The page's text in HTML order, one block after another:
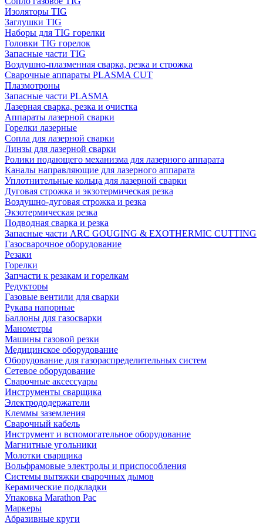
Изоляторы TIG
Заглушки TIG
Наборы для TIG горелки
Головки TIG горелок
Запасные части TIG
Воздушно-плазменная сварка, резка и строжка
Сварочные аппараты PLASMA CUT
Плазмотроны
Запасные части PLASMA
Лазерная сварка, резка и очистка
Аппараты лазерной сварки
Горелки лазерные
Сопла для лазерной сварки
Линзы для лазерной сварки
Ролики подающего механизма для лазерного аппарата
Каналы направляющие для лазерного аппарата
Уплотнительные кольца для лазерной сварки
Дуговая строжка и экзотермическая резка
Воздушно-дуговая строжка и резка
Экзотермическая резка
Подводная сварка и резка
Запасные части ARC GOUGING & EXOTHERMIC CUTTING
Газосварочное оборудование
Резаки
Горелки
Запчасти к резакам и горелкам
Редукторы
Газовые вентили для сварки
Рукава напорные
Баллоны для газосварки
Манометры
Машины газовой резки
Медицинское оборудование
Оборудование для газораспределительных систем
Сетевое оборудование
Сварочные аксессуары
Инструменты сварщика
Электрододержатели
Клеммы заземления
Сварочный кабель
Инструмент и вспомогательное оборудование
Магнитные угольники
Молотки сварщика
Вольфрамовые электроды и приспособления
Системы вытяжки сварочных дымов
Керамические подкладки
Упаковка Marathon Pac
Маркеры
Абразивные круги